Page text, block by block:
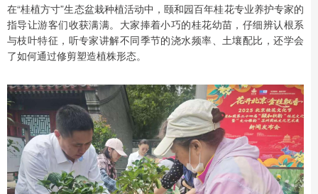
在“桂植方寸”生态盆栽种植活动中，颐和园百年桂花专业养护专家的
指导让游客们收获满满。大家捧着小巧的桂花幼苗，仔细辨认根系
与枝叶特征，听专家讲解不同季节的浇水频率、土壤配比，还学会
了如何通过修剪塑造植株形态。